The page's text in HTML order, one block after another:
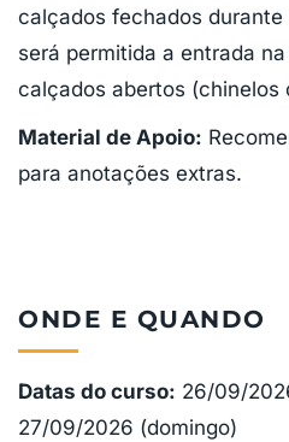
calçados fechados
será permitida a entrada
calçados abertos (chinelos
Material de Apoio:
para anotações extras.
ONDE E QUANDO
Datas do curso: 26/09/
27/09/2026 (domingo)